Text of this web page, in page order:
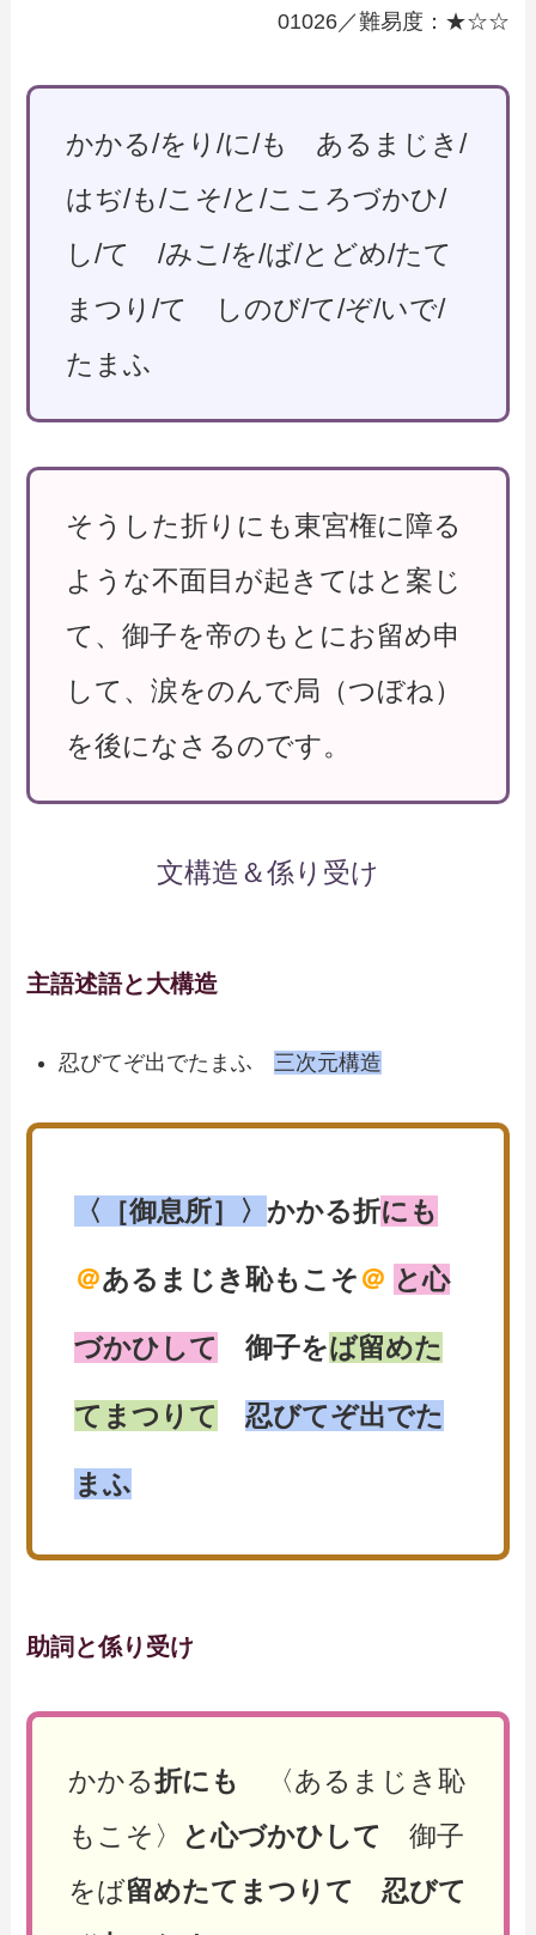
01026／難易度：★☆☆
かかる/をり/に/も あるまじき/
はぢ/も/こそ/と/こころづかひ/
し/て /みこ/を/ば/とどめ/たて
まつり/て しのび/て/ぞ/いで/
たまふ
そうした折りにも東宮権に障る
ような不面目が起きてはと案じ
て、御子を帝のもとにお留め申
して、涙をのんで局（つぼね）
を後になさるのです。
文構造＆係り受け
主語述語と大構造
忍びてぞ出でたまふ三次元構造
〈［御息所］〉 かかる折にも
＠あるまじき恥もこそ＠ と心
づかひして 御子をば留めた
てまつりて 忍びてぞ出でた
まふ
助詞と係り受け
かかる折にも
〈あるまじき恥
もこそ〉
と心づかひして 御子
をば留めたてまつりて
忍びて